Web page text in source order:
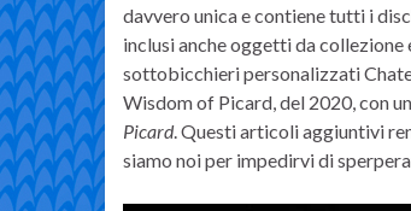
davvero unica e contiene tutti i
inclusi anche oggetti da
sottobicchieri personalizzati
Wisdom of Picard, del 2020, con
Picard. Questi articoli aggiuntivi
siamo noi per impedirvi di